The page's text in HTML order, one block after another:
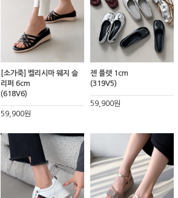
[소가죽] 벨리시마 웨지 슬
리퍼 6cm
(618V6)
59,900원
젠 플랫 1cm
(319V5)
59,900원